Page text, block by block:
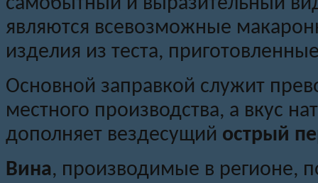
самобытный и выразительный
являются всевозможные
изделия из теста,
Основной заправкой служит
местного производства, а вкус
дополняет вездесущий острый
Вина, производимые в регионе,